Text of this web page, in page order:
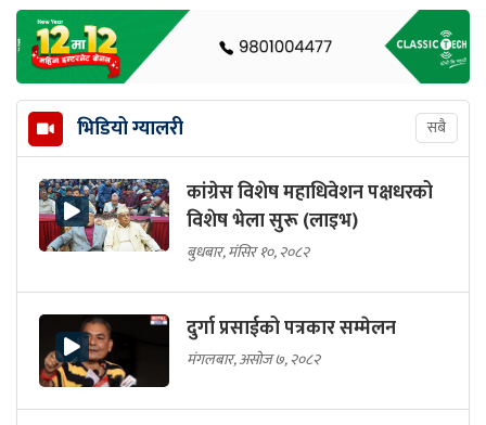
भिडियो ग्यालरी सबै
कांग्रेस विशेष महाधिवेशन पक्षधरको
विशेष भेला सुरू (लाइभ)
बुधबार, मंसिर १०, २०८२
दुर्गा प्रसाईको पत्रकार सम्मेलन
मंगलबार, असोज ७, २०८२